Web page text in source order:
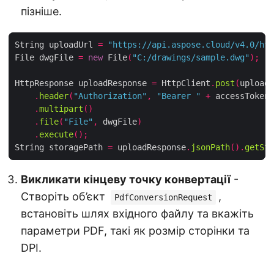
пізніше.
String uploadUrl =
"https://api.aspose.cloud/v4.0/
File dwgFile = new File( "C:/drawings/sample.dwg" );
HttpResponse uploadResponse = HttpClient . post (
. header( "Authorization" , "Bearer " + accessToken
.multipart ()
. file( "File" , dwgFile)
. execute();
String storagePath = uploadResponse. jsonPath().
Викликати кінцеву точку конвертації-
Створіть об’єкт
PdfConversionRequest
,
встановіть шлях вхідного файлу та вкажіть
параметри PDF, такі як розмір сторінки та
DPI.